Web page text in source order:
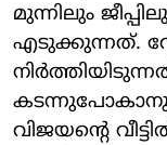
മുന്നിലും
എടുക്കുന്നത്.
വിജയന്റെ